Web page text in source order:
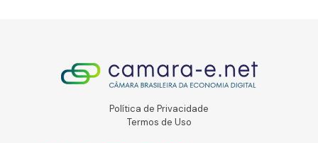
Política de Privacidade
Termos de Uso